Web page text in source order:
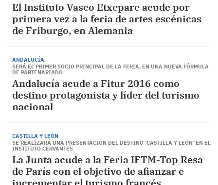
El Instituto Vasco Etxepare acude por
primera vez a la feria de artes escénicas
de Friburgo, en Alemania
ANDALUCÍA
SERÁ EL PRIMER SOCIO PRINCIPAL DE LA FERIA, EN UNA NUEVA FÓRMULA
DE PARTENARIADO
Andalucía acude a Fitur 2016 como
destino protagonista y líder del turismo
nacional
CASTILLA Y LEÓN
SE REALIZARÁ UNA PRESENTACIÓN DEL DESTINO ‘CASTILLA Y LEÓN’ EN EL
INSTITUTO CERVANTES
La Junta acude a la Feria IFTM-Top Resa
de París con el objetivo de afianzar e